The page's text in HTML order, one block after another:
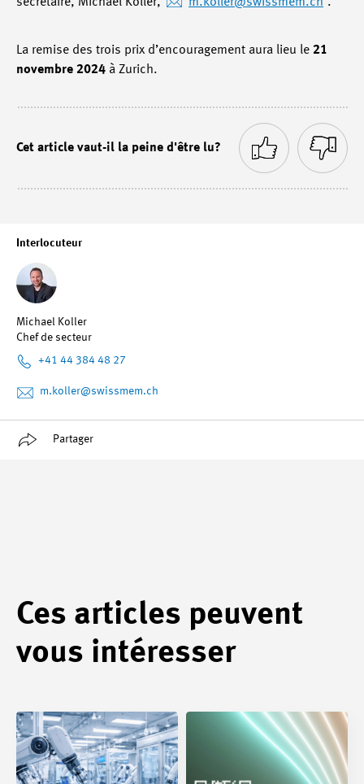
Interlocuteur
Michael Koller
Chef de secteur
+41 44 384 48 27
m.koller@swissmem.ch
Partager
La remise des trois prix d’encouragement aura lieu le 21
novembre 2024 à Zurich.
Cet article vaut-il la peine d'être lu?
Ces articles peuvent
vous intéresser